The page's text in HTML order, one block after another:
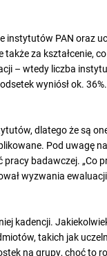
instytutów PAN oraz
za kształcenie,
– wtedy liczba
wyniósł ok.
dlatego że są
Pod uwagę
pracy badawczej. „Co
wyzwania
kadencji.
takich jak
na grupy, choć to